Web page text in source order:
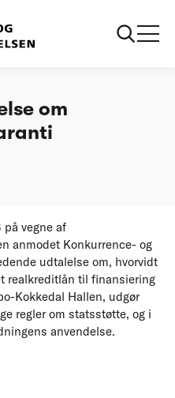
om
på vegne af
anmodet Konkurrence- og
udtalelse om, hvorvidt
realkreditlån til finansiering
Kokkedal Hallen, udgør
regler om statsstøtte, og i
anvendelse.